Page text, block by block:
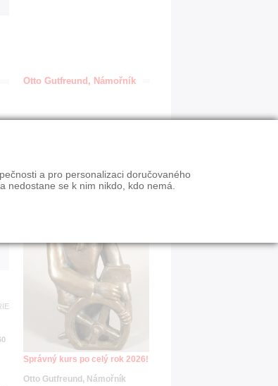
Otto Gutfreund, Námořník
Správný kurs po celý rok 2026!
Otto Gutfreund, Námořník
a pro personalizaci doručovaného
se k nim nikdo, kdo nemá.